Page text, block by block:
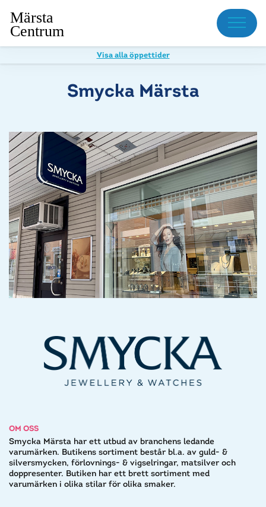
Meny
Visa alla öppettider
Smycka Märsta
OM OSS
Smycka Märsta har ett utbud av branchens ledande
varumärken. Butikens sortiment består bl.a. av guld- &
silversmycken, förlovnings- & vigselringar, matsilver och
doppresenter. Butiken har ett brett sortiment med
varumärken i olika stilar för olika smaker.